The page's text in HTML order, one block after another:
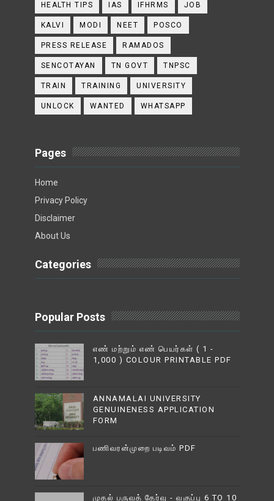
HEALTH TIPS IAS IFHRMS JOB
KALVI MODI NEET POSCO
PRESS RELEASE RAMADOS
SENCOTAYAN TN GOVT TNPSC
TRAIN TRAINING UNIVERSITY
UNLOCK WANTED WHATSAPP
Pages
Home
Privacy Policy
Disclaimer
About Us
Categories
Popular Posts
எண் மற்றும் எண் பெயர்கள் ( 1 -
1,000 ) COLOUR PRINTABLE PDF
ANNAMALAI UNIVERSITY
GENUINENESS APPLICATION
FORM
பணிவரன்முறை படிவம் PDF
முதல் பருவத் தேர்வு - வகுப்பு 6 TO 10